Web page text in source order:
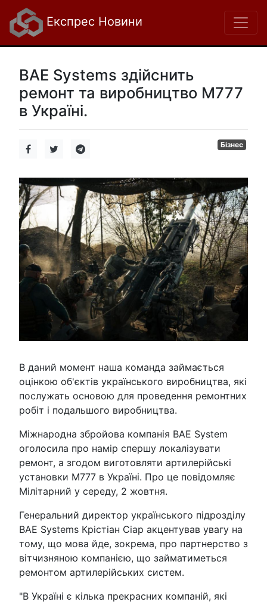
Експрес Новини
BAE Systems здійснить
ремонт та виробництво M777
в Україні.
Бізнес
В даний момент наша команда займається
оцінкою об'єктів українського виробництва, які
послужать основою для проведення ремонтних
робіт і подальшого виробництва.
Міжнародна збройова компанія BAE System
оголосила про намір спершу локалізувати
ремонт, а згодом виготовляти артилерійські
установки M777 в Україні. Про це повідомляє
Мілітарний у середу, 2 жовтня.
Генеральний директор українського підрозділу
BAE Systems Крістіан Сіар акцентував увагу на
тому, що мова йде, зокрема, про партнерство з
вітчизняною компанією, що займатиметься
ремонтом артилерійських систем.
"В Україні є кілька прекрасних компаній, які